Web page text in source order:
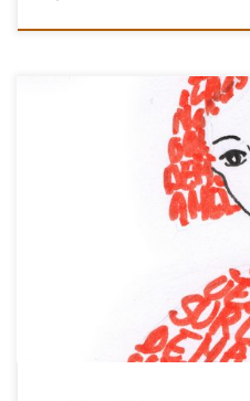
15ème Parcours Filles Femmes
LANGUE DE MA MÈRE, en-
LANGUES MATERNELLES nous
pensée, impulsent les rythmes
musique nos oreilles. Langue-